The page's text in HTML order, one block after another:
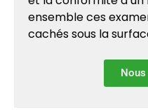
ensemble ces
cachés sous la